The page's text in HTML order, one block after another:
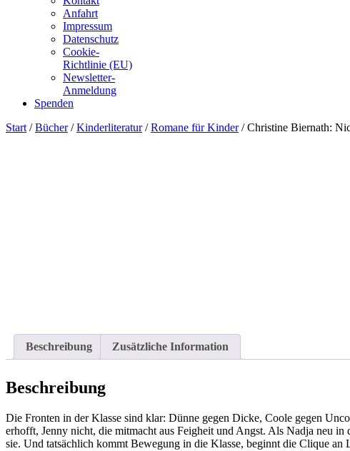
Anfahrt
Impressum
Datenschutz
Cookie-
Richtlinie (EU)
Newsletter-
Anmeldung
Spenden
Skip
Start /Bücher/Kinderliteratur/Romane für Kinder/ Christine Biernath:
Beschreibung Zusätzliche Information
Beschreibung
Die Fronten in der Klasse sind klar: Dünne gegen Dicke, Coole gegen
erhofft, Jenny nicht, die mitmacht aus Feigheit und Angst. Als Nadja neu
sie. Und tatsächlich kommt Bewegung in die Klasse, beginnt die Clique